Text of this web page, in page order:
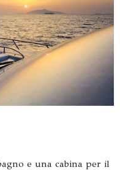
e una cabina per il